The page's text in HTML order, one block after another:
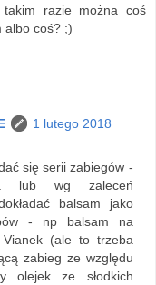
razie można coś
albo coś? ;)
1 lutego 2018
się serii zabiegów -
lub wg zaleceń
balsam jako
- np balsam na
Vianek (ale to trzeba
zabieg ze względu
olejek ze słodkich